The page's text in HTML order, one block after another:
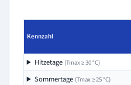
Kennzahl
Hitzetage (Tmax ≥ 30 °C)
Sommertage (Tmax ≥ 25 °C)